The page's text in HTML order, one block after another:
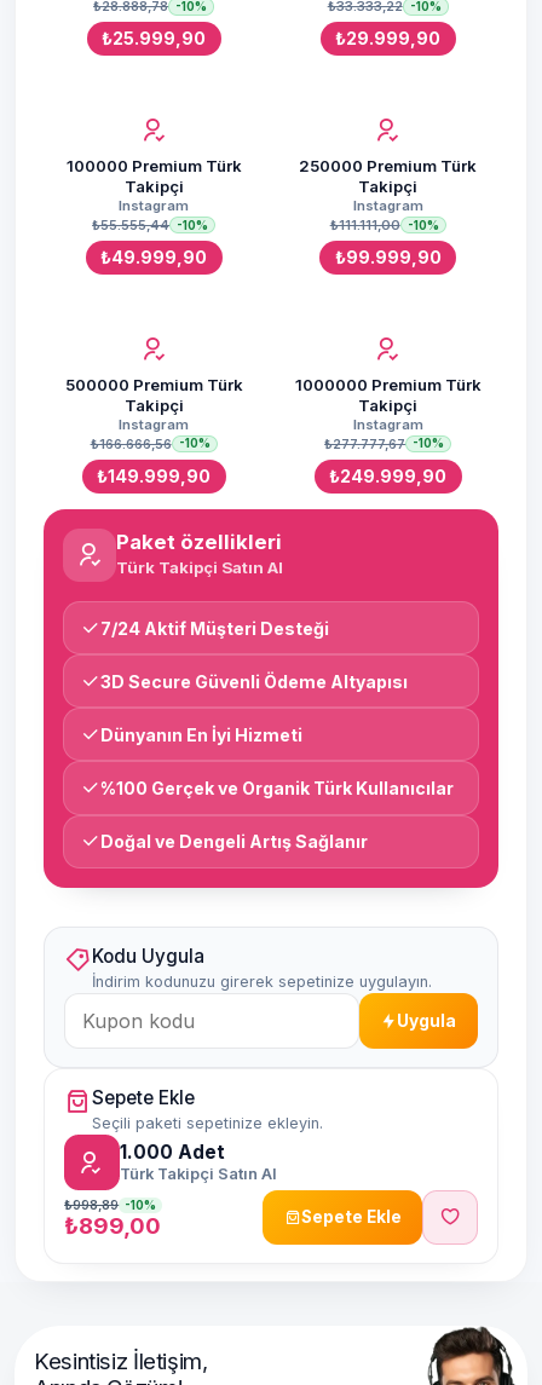
₺28.888,78 -10%
₺25.999,90
₺33.333,22
-10%
₺29.999,90
100000 Premium Türk
Takipçi
Instagram
₺55.555,44 -10%
₺49.999,90
250000 Premium Türk
Takipçi
Instagram
₺111.111,00
-10%
₺99.999,90
500000 Premium Türk
Takipçi
Instagram
₺166.666,56
-10%
₺149.999,90
1000000 Premium Türk
Takipçi
Instagram
₺277.777,67 -10%
₺249.999,90
Paket özellikleri
Türk Takipçi Satın Al
7/24 Aktif Müşteri Desteği
3D Secure Güvenli Ödeme Altyapısı
Dünyanın En İyi Hizmeti
%100 Gerçek ve Organik Türk Kullanıcılar
Doğal ve Dengeli Artış Sağlanır
Kodu Uygula
İndirim kodunuzu girerek sepetinize uygulayın.
Uygula
Sepete Ekle
Seçili paketi sepetinize ekleyin.
1.000 Adet
Türk Takipçi Satın Al
₺998,89 -10%
₺899,00 Sepete Ekle
Kesintisiz İletişim,